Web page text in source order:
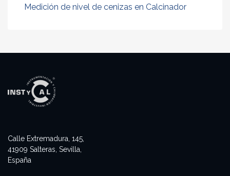
Medición de nivel de cenizas en Calcinador
Calle Extremadura, 145,
41909 Salteras, Sevilla,
España